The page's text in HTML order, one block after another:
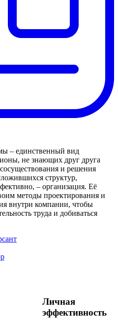
– единственный вид
не знающих друг друга
и решения
структур,
– организация. Её
методы проектирования и
внутри компании, чтобы
труда и добиваться
Личная
эффективность